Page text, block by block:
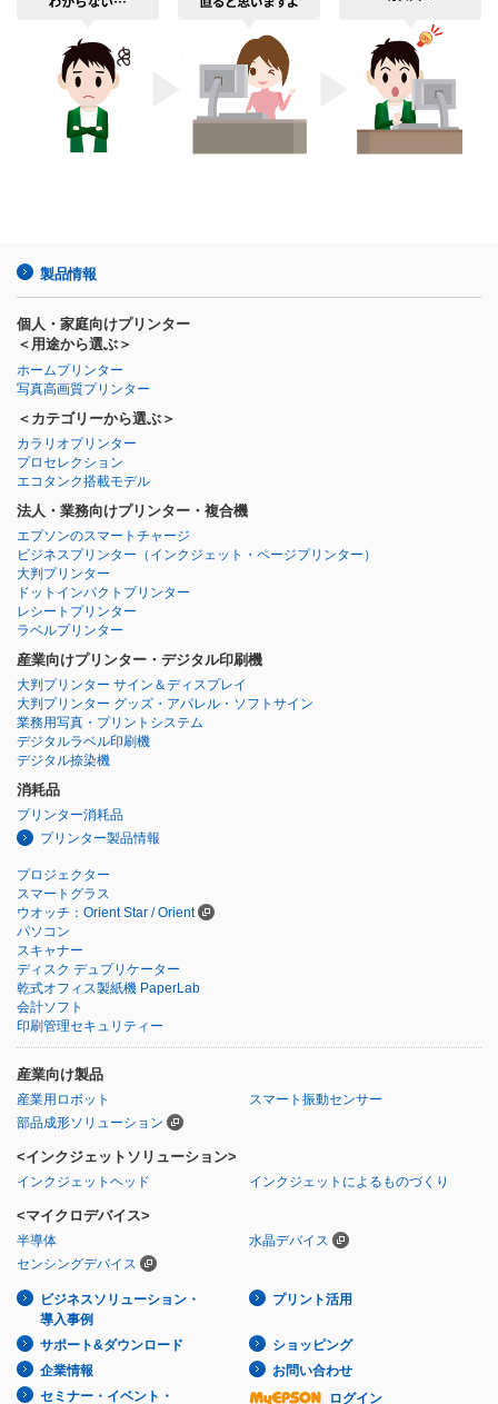
製品情報
個人・家庭向けプリンター
＜用途から選ぶ＞
ホームプリンター
写真高画質プリンター
＜カテゴリーから選ぶ＞
カラリオプリンター
プロセレクション
エコタンク搭載モデル
法人・業務向けプリンター・複合機
エプソンのスマートチャージ
ビジネスプリンター （インクジェット・ページプリンター）
大判プリンター
ドットインパクトプリンター
レシートプリンター
ラベルプリンター
産業向けプリンター・デジタル印刷機
大判プリンター サイン＆ディスプレイ
大判プリンター グッズ・アパレル・ソフトサイン
業務用写真・プリントシステム
デジタルラベル印刷機
デジタル捺染機
消耗品
プリンター消耗品
プリンター製品情報
プロジェクター
スマートグラス
ウオッチ：Orient Star / Orient
パソコン
スキャナー
ディスク デュプリケーター
乾式オフィス製紙機 PaperLab
会計ソフト
印刷管理セキュリティー
産業向け製品
産業用ロボット
スマート振動センサー
部品成形ソリューション
<インクジェットソリューション>
インクジェットヘッド インクジェットによるものづくり
<マイクロデバイス>
半導体
水晶デバイス
センシングデバイス
ビジネスソリューション・
導入事例
プリント活用
サポート&ダウンロード
ショッピング
企業情報
お問い合わせ
セミナー・イベント・
ログイン